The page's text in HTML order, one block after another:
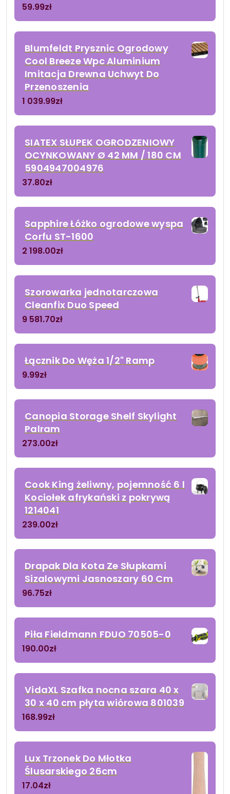
59.99zł
Blumfeldt Prysznic Ogrodowy
Cool Breeze Wpc Aluminium
Imitacja Drewna Uchwyt Do
Przenoszenia
1 039.99zł
SIATEX SŁUPEK OGRODZENIOWY
OCYNKOWANY Ø 42 MM / 180 CM
5904947004976
37.80zł
Sapphire Łóżko ogrodowe wyspa
Corfu ST-1600
2 198.00zł
Szorowarka jednotarczowa
Cleanfix Duo Speed
9 581.70zł
Łącznik Do Węża 1/2" Ramp
9.99zł
Canopia Storage Shelf Skylight
Palram
273.00zł
Cook King żeliwny, pojemność 6 l
Kociołek afrykański z pokrywą
1214041
239.00zł
Drapak Dla Kota Ze Słupkami
Sizalowymi Jasnoszary 60 Cm
96.75zł
Piła Fieldmann FDUO 70505-0
190.00zł
VidaXL Szafka nocna szara 40 x
30 x 40 cm płyta wiórowa 801039
168.99zł
Lux Trzonek Do Młotka
Ślusarskiego 26cm
17.04zł